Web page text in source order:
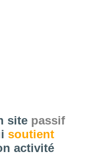
site passif
soutient
activité